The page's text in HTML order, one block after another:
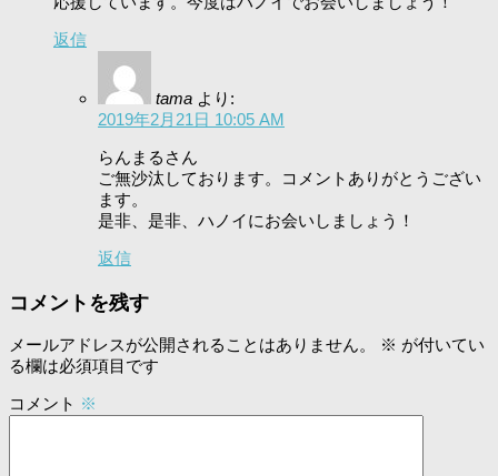
返信
tama より:
2019年2月21日 10:05 AM
らんまるさん
ご無沙汰しております。コメントありがとうござい
ます。
是非、是非、ハノイにお会いしましょう！
返信
コメントを残す
メールアドレスが公開されることはありません。 ※ が付いてい
る欄は必須項目です
コメント ※